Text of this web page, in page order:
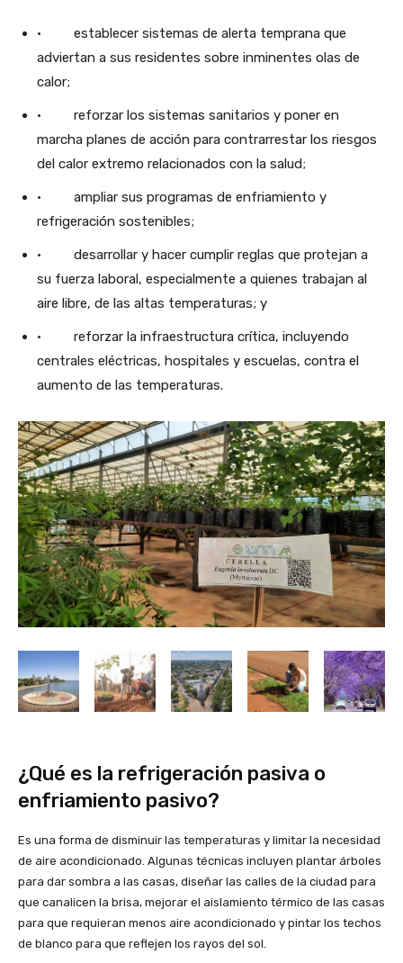
· establecer sistemas de alerta temprana que
adviertan a sus residentes sobre inminentes olas de
calor;
· reforzar los sistemas sanitarios y poner en
marcha planes de acción para contrarrestar los riesgos
del calor extremo relacionados con la salud;
· ampliar sus programas de enfriamiento y
refrigeración sostenibles;
· desarrollar y hacer cumplir reglas que protejan a
su fuerza laboral, especialmente a quienes trabajan al
aire libre, de las altas temperaturas; y
· reforzar la infraestructura crítica, incluyendo
centrales eléctricas, hospitales y escuelas, contra el
aumento de las temperaturas.
¿Qué es la refrigeración pasiva o
enfriamiento pasivo?
Es una forma de disminuir las temperaturas y limitar la necesidad
de aire acondicionado. Algunas técnicas incluyen plantar árboles
para dar sombra a las casas, diseñar las calles de la ciudad para
que canalicen la brisa, mejorar el aislamiento térmico de las casas
para que requieran menos aire acondicionado y pintar los techos
de blanco para que reflejen los rayos del sol.